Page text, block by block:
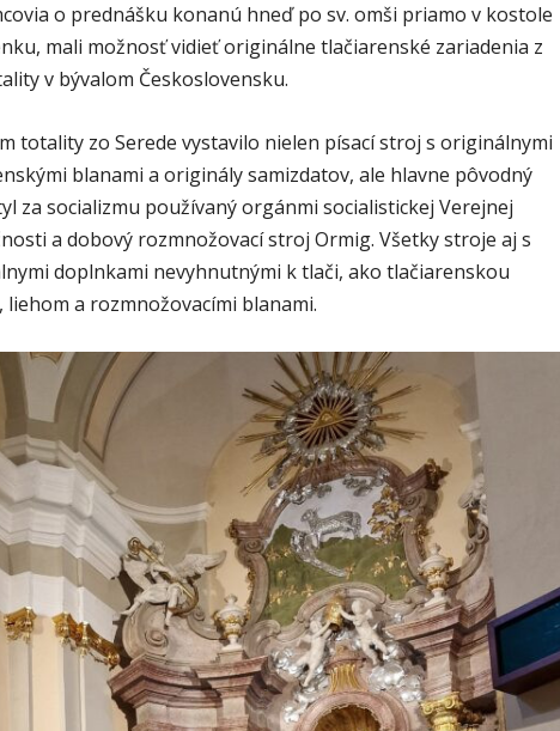
o prednášku konanú hneď po sv. omši priamo v kostole
mali možnosť vidieť originálne tlačiarenské zariadenia z
v bývalom Československu.
totality zo Serede vystavilo nielen písací stroj s originálnymi
blanami a originály samizdatov, ale hlavne pôvodný
za socializmu používaný orgánmi socialistickej Verejnej
a dobový rozmnožovací stroj Ormig. Všetky stroje aj s
doplnkami nevyhnutnými k tlači, ako tlačiarenskou
a rozmnožovacími blanami.